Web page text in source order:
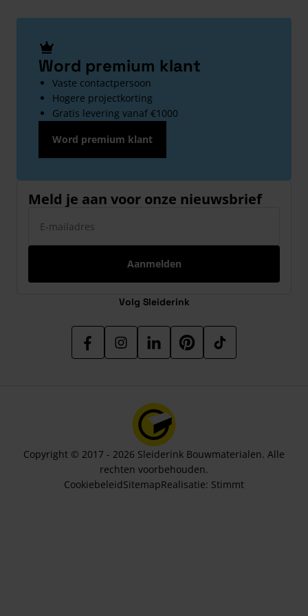
Word premium klant
Vaste contactpersoon
Hogere projectkorting
Gratis levering vanaf €1000
Word premium klant
Meld je aan voor onze nieuwsbrief
Aanmelden
Volg Sleiderink
Copyright © 2017 - 2026 Sleiderink Bouwmaterialen. Alle
rechten voorbehouden.
CookiebeleidSitemapRealisatie: Stimmt